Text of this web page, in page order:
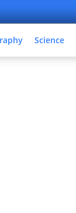
Science